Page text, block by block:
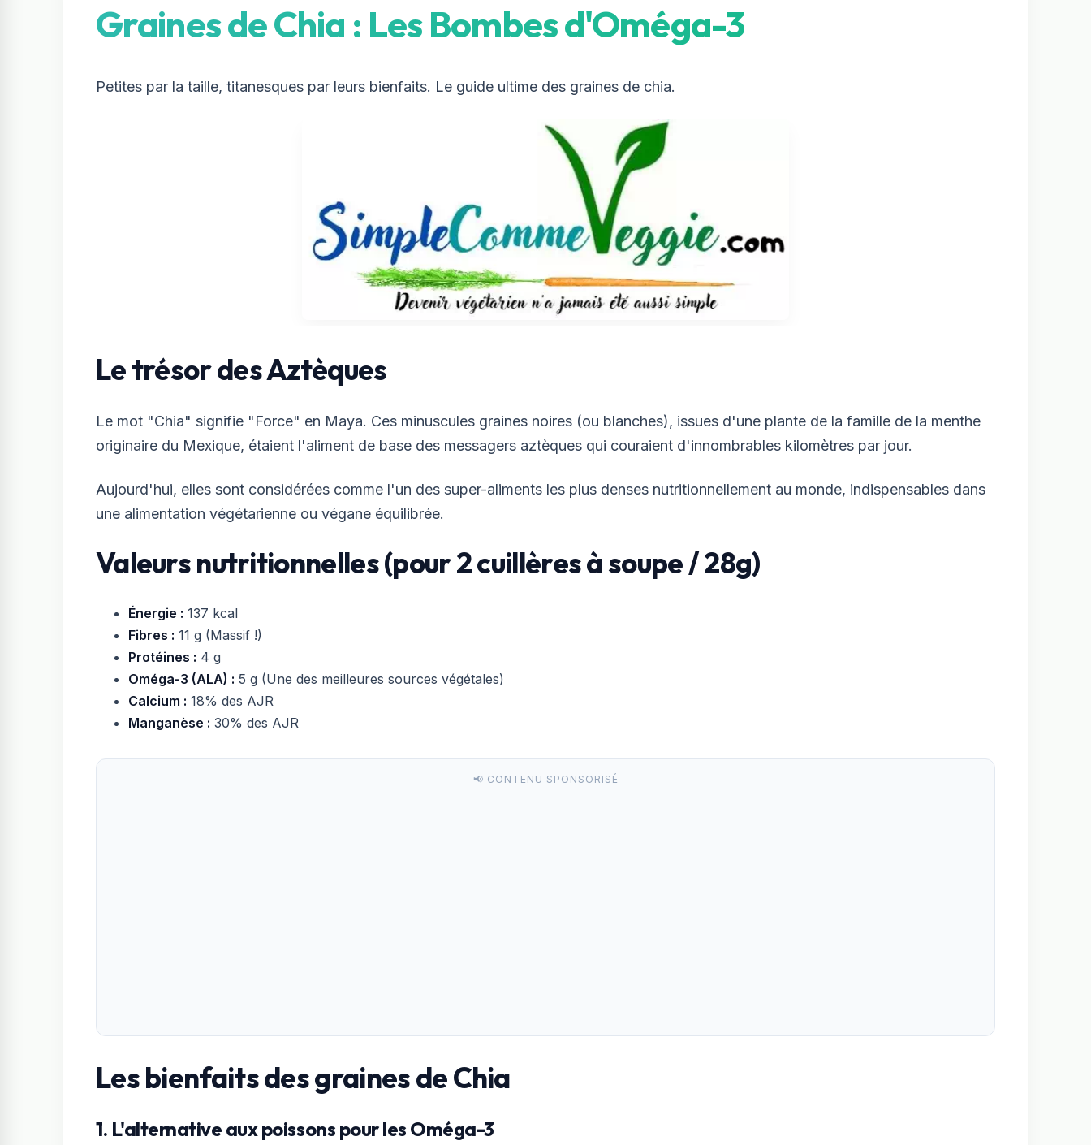
Graines de Chia : Les Bombes d'Oméga-3
Petites par la taille, titanesques par leurs bienfaits. Le guide ultime des graines de chia.
Le trésor des Aztèques
Le mot "Chia" signifie "Force" en Maya. Ces minuscules graines noires (ou blanches), issues d'une plante de la famille de la menthe
originaire du Mexique, étaient l'aliment de base des messagers aztèques qui couraient d'innombrables kilomètres par jour.
Aujourd'hui, elles sont considérées comme l'un des super-aliments les plus denses nutritionnellement au monde, indispensables dans
une alimentation végétarienne ou végane équilibrée.
Valeurs nutritionnelles (pour 2 cuillères à soupe / 28g)
Énergie : 137 kcal
Fibres : 11 g (Massif !)
Protéines : 4 g
Oméga-3 (ALA) : 5 g (Une des meilleures sources végétales)
Calcium : 18% des AJR
Manganèse : 30% des AJR
📢 CONTENU SPONSORISÉ
Les bienfaits des graines de Chia
1. L'alternative aux poissons pour les Oméga-3